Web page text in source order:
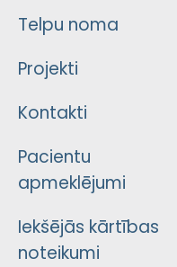
Telpu noma
Projekti
Kontakti
Pacientu
apmeklējumi
Iekšējās kārtības
noteikumi